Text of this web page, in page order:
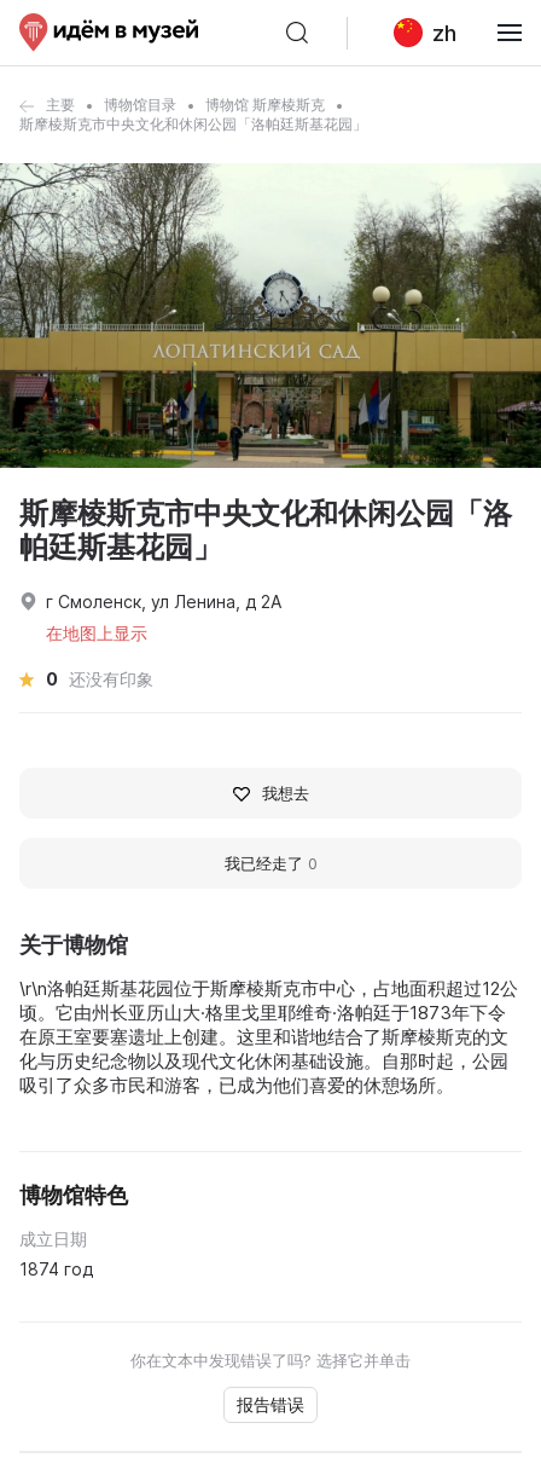
zh
主要 博物馆目录
博物馆 斯摩棱斯克
斯摩棱斯克市中央文化和休闲公园「洛帕廷斯基花园」
关于博物馆
\r\n洛帕廷斯基花园位于斯摩棱斯克市中心，占地面积超过12公
顷。它由州长亚历山大·格里戈里耶维奇·洛帕廷于1873年下令
在原王室要塞遗址上创建。这里和谐地结合了斯摩棱斯克的文
化与历史纪念物以及现代文化休闲基础设施。自那时起，公园
吸引了众多市民和游客，已成为他们喜爱的休憩场所。
博物馆特色
成立日期
1874 год
你在文本中发现错误了吗? 选择它并单击
报告错误
斯摩棱斯克市中央文化和休闲公园「洛
帕廷斯基花园」
г Смоленск, ул Ленина, д 2А
在地图上显示
0 还没有印象
我想去
我已经走了 0